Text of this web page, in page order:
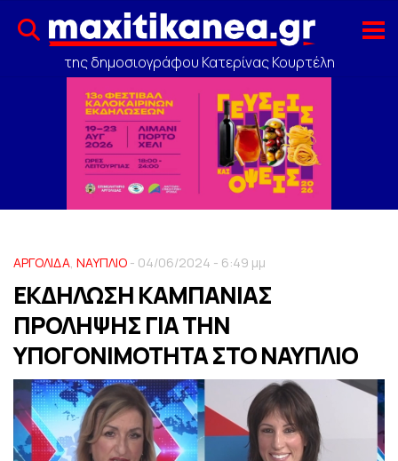
της δημοσιογράφου Κατερίνας Κουρτέλη
ΑΡΓΟΛΙΔΑ, ΝΑΥΠΛΙΟ - 04/06/2024 - 6:49 μμ
ΕΚΔΗΛΩΣΗ ΚΑΜΠΑΝΙΑΣ
ΠΡΟΛΗΨΗΣ ΓΙΑ ΤΗΝ
ΥΠΟΓΟΝΙΜΟΤΗΤΑ ΣΤΟ ΝΑΥΠΛΙΟ